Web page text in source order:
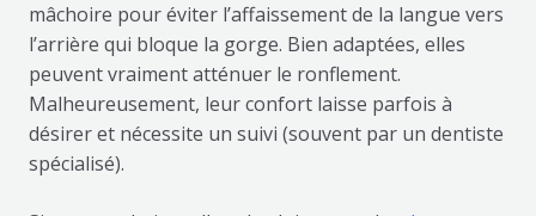
mâchoire pour éviter l’affaissement de la langue vers
l’arrière qui bloque la gorge. Bien adaptées, elles
peuvent vraiment atténuer le ronflement.
Malheureusement, leur confort laisse parfois à
désirer et nécessite un suivi (souvent par un dentiste
spécialisé).